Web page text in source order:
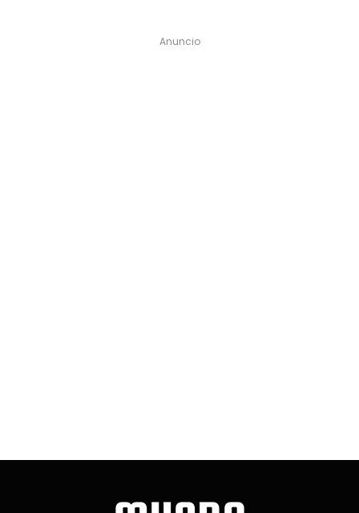
Anuncio